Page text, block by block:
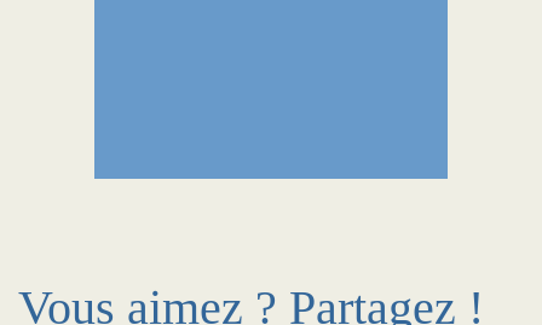
Vous aimez ? Partagez !